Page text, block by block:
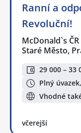
Ranní a
Revoluční!
McDonald`s
Staré Město,
29 000 – 33
Plný
Vhodné
včerejší